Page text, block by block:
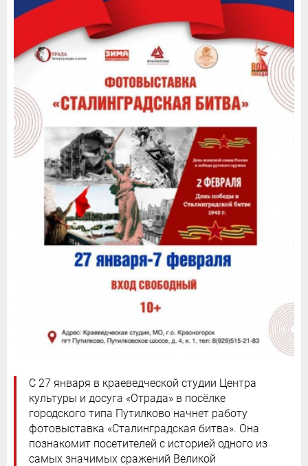
С 27 января в краеведческой студии Центра
культуры и досуга «Отрада» в посёлке
городского типа Путилково начнет работу
фотовыставка «Сталинградская битва». Она
познакомит посетителей с историей одного из
самых значимых сражений Великой